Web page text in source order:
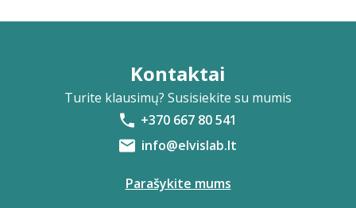
Kontaktai
Turite klausimų? Susisiekite su mumis
+370 667 80 541
info@elvislab.lt
Parašykite mums